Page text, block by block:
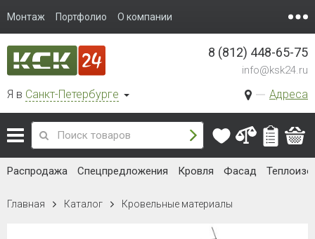
Монтаж Портфолио О компании
Я в Санкт-Петербурге Адреса
8 (812) 448-65-75
info@ksk24.ru
Распродажа Спецпредложения Кровля Фасад
Главная Каталог Кровельные материалы